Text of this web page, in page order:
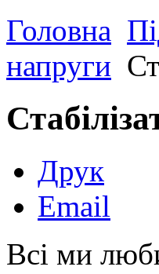
Головна
напруги
Друк
Email
Всі ми